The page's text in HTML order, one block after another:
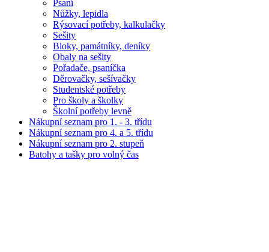
Psaní
Nůžky, lepidla
Rýsovací potřeby, kalkulačky
Sešity
Bloky, památníky, deníky
Obaly na sešity
Pořadače, psaníčka
Děrovačky, sešívačky
Studentské potřeby
Pro školy a školky
Školní potřeby levně
Nákupní seznam pro 1. - 3. třídu
Nákupní seznam pro 4. a 5. třídu
Nákupní seznam pro 2. stupeň
Batohy a tašky pro volný čas